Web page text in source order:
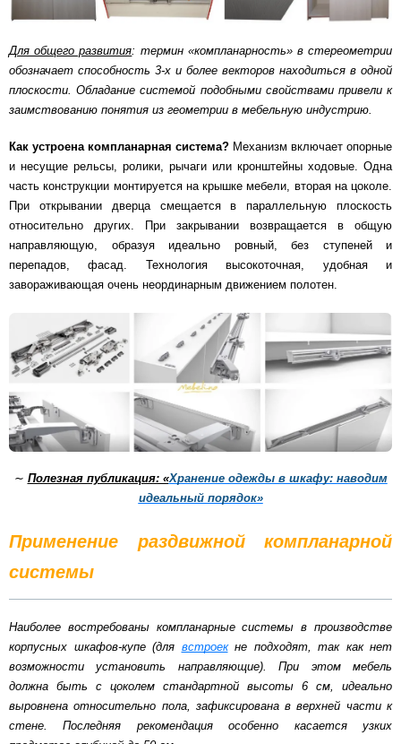
Схема работы
Акции и скидки
Портфолио
Статьи
Для общего развития: термин «компланарность» в стереометрии
обозначает способность 3-х и более векторов находиться в одной
плоскости. Обладание системой подобными свойствами привели к
заимствованию понятия из геометрии в мебельную индустрию.
Как устроена компланарная система? Механизм включает опорные
и несущие рельсы, ролики, рычаги или кронштейны ходовые. Одна
часть конструкции монтируется на крышке мебели, вторая на цоколе.
При открывании дверца смещается в параллельную плоскость
относительно других. При закрывании возвращается в общую
направляющую, образуя идеально ровный, без ступеней и
перепадов, фасад. Технология высокоточная, удобная и
завораживающая очень неординарным движением полотен.
∼ Полезная публикация: «Хранение одежды в шкафу: наводим
идеальный порядок»
Применение раздвижной компланарной
системы
Наиболее востребованы компланарные системы в производстве
корпусных шкафов-купе (для встроекне подходят, так как нет
возможности установить направляющие). При этом мебель
должна быть с цоколем стандартной высоты 6 см, идеально
выровнена относительно пола, зафиксирована в верхней части к
стене. Последняя рекомендация особенно касается узких